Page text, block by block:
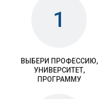
1
ВЫБЕРИ ПРОФЕССИЮ,
УНИВЕРСИТЕТ,
ПРОГРАММУ